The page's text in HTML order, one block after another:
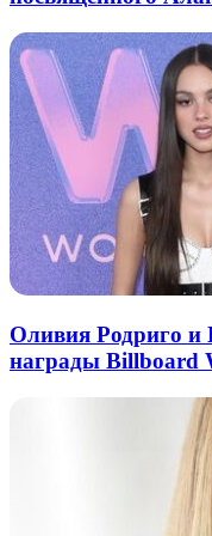
Оливия Родриго и
награды Billboard